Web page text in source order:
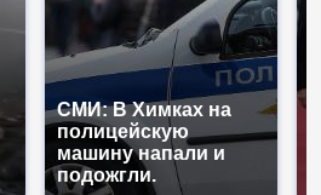
СМИ: В Химках на
полицейскую
машину напали и
подожгли.